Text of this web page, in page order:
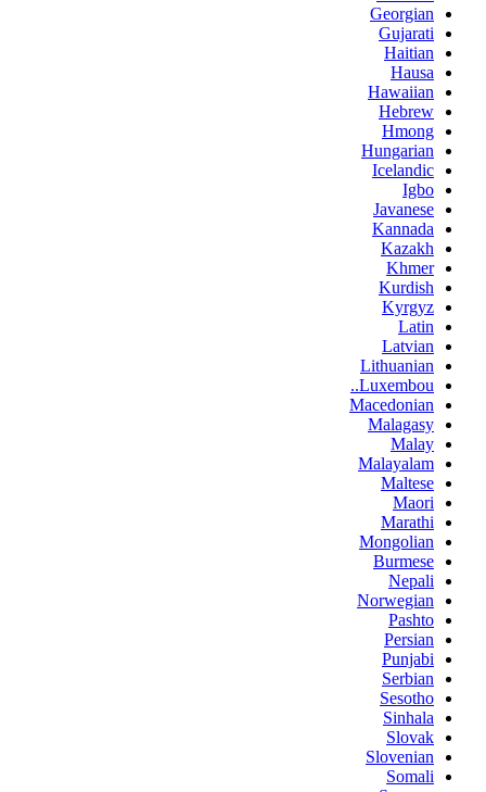
Georgian
Gujarati
Haitian
Hausa
Hawaiian
Hebrew
Hmong
Hungarian
Icelandic
Igbo
Javanese
Kannada
Kazakh
Khmer
Kurdish
Kyrgyz
Latin
Latvian
Lithuanian
Luxembou..
Macedonian
Malagasy
Malay
Malayalam
Maltese
Maori
Marathi
Mongolian
Burmese
Nepali
Norwegian
Pashto
Persian
Punjabi
Serbian
Sesotho
Sinhala
Slovak
Slovenian
Somali